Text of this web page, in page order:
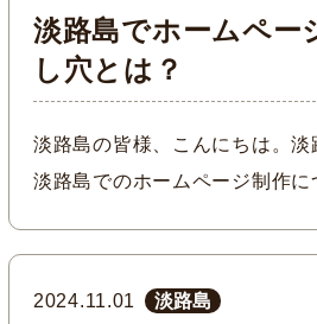
淡路島でホームペー
し穴とは？
淡路島の皆様、こんにちは。
淡路島でのホームページ制作
2024.11.01 淡路島